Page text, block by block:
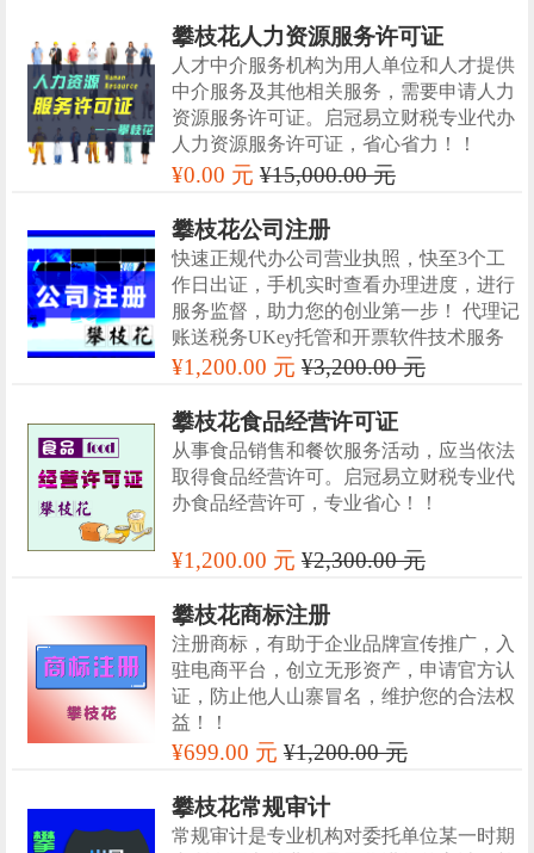
攀枝花人力资源服务许可证
人才中介服务机构为用人单位和人才提供
中介服务及其他相关服务，需要申请人力
资源服务许可证。启冠易立财税专业代办
人力资源服务许可证，省心省力！！
¥0.00 元¥15,000.00 元
攀枝花公司注册
快速正规代办公司营业执照，快至3个工
作日出证，手机实时查看办理进度，进行
服务监督，助力您的创业第一步！ 代理记
账送税务UKey托管和开票软件技术服务
¥1,200.00 元¥3,200.00 元
攀枝花食品经营许可证
从事食品销售和餐饮服务活动，应当依法
取得食品经营许可。启冠易立财税专业代
办食品经营许可，专业省心！！
¥1,200.00 元¥2,300.00 元
攀枝花商标注册
注册商标，有助于企业品牌宣传推广，入
驻电商平台，创立无形资产，申请官方认
证，防止他人山寨冒名，维护您的合法权
益！！
¥699.00 元¥1,200.00 元
攀枝花常规审计
常规审计是专业机构对委托单位某一时期